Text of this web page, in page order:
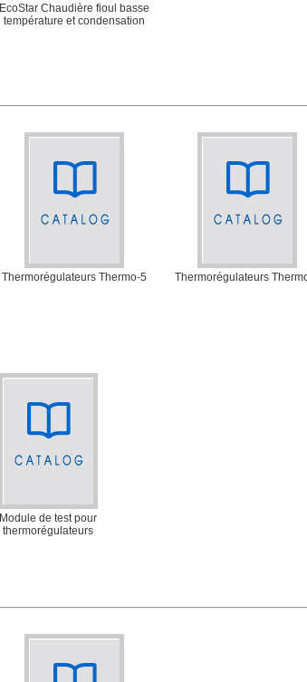
EcoStar Chaudière fioul basse
température et condensation
Thermorégulateurs Thermo-5 Thermorégulateurs
Module de test pour
thermorégulateurs